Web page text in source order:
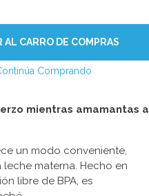
Comprando
mientras amamantas a
un modo conveniente,
materna. Hecho en
libre de BPA, es